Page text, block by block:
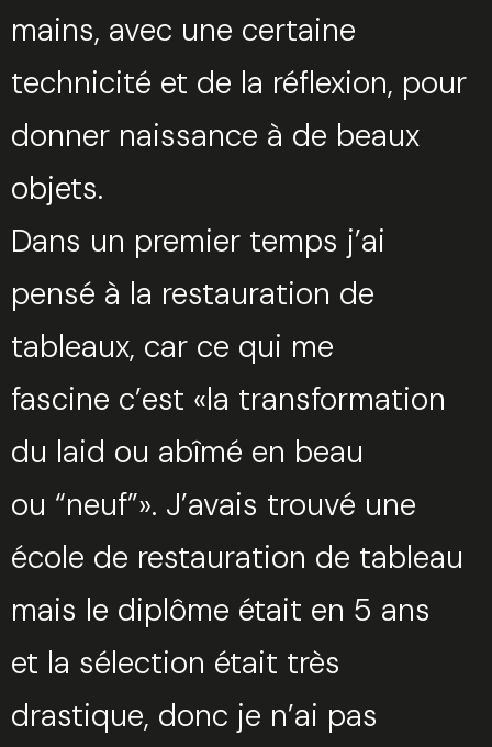
mains, avec une certaine
technicité et de la réflexion, pour
donner naissance à de beaux
objets.
Dans un premier temps j’ai
pensé à la restauration de
tableaux, car ce qui me
fascine c’est «la transformation
du laid ou abîmé en beau
ou “neuf”». J’avais trouvé une
école de restauration de tableau
mais le diplôme était en 5 ans
et la sélection était très
drastique, donc je n’ai pas